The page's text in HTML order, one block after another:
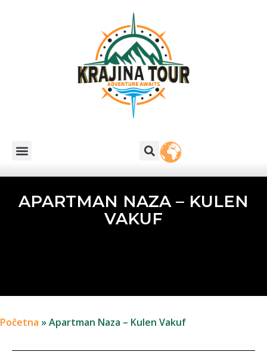
APARTMAN NAZA – KULEN
VAKUF
Početna »Apartman Naza – Kulen Vakuf